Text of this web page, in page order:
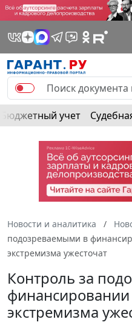
Бюджетный учет
Новости и аналитика
подозреваемыми в
экстремизма ужесточат
Контроль за
экстремизма